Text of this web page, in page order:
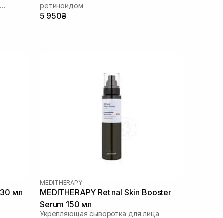
ретиноидом
5 950₴
30 мл
MEDITHERAPY
MEDITHERAPY Retinal Skin Booster
Serum 150 мл
Укрепляющая сыворотка для лица